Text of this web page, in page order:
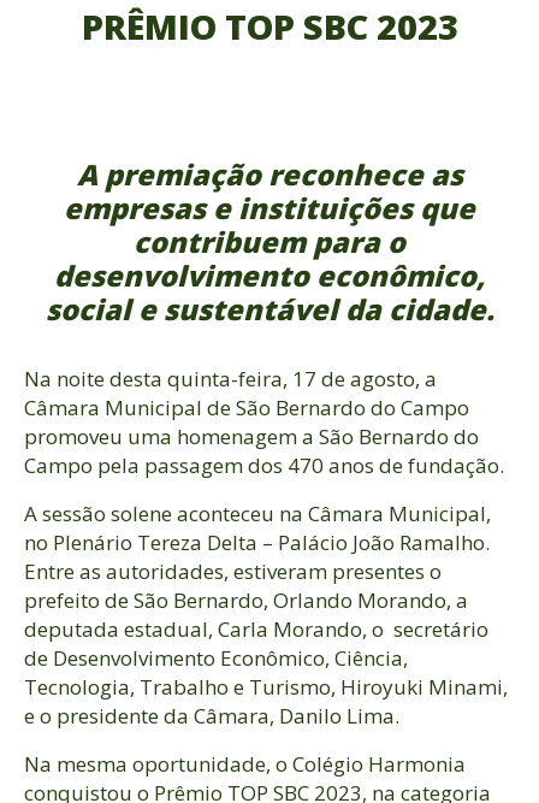
PRÊMIO TOP SBC 2023
A premiação reconhece as
empresas e instituições que
contribuem para o
desenvolvimento econômico,
social e sustentável da cidade.
Na noite desta quinta-feira, 17 de agosto, a
Câmara Municipal de São Bernardo do Campo
promoveu uma homenagem a São Bernardo do
Campo pela passagem dos 470 anos de fundação.
A sessão solene aconteceu na Câmara Municipal,
no Plenário Tereza Delta – Palácio João Ramalho.
Entre as autoridades, estiveram presentes o
prefeito de São Bernardo, Orlando Morando, a
deputada estadual, Carla Morando, o secretário
de Desenvolvimento Econômico, Ciência,
Tecnologia, Trabalho e Turismo, Hiroyuki Minami,
e o presidente da Câmara, Danilo Lima.
Na mesma oportunidade, o Colégio Harmonia
conquistou o Prêmio TOP SBC 2023, na categoria